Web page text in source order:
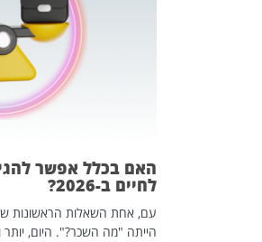
האם בכלל אפשר
לחיים ב-2026?
עם, אחת השאלות הראשונות
הייתה "מה השכר?". היום, יותר